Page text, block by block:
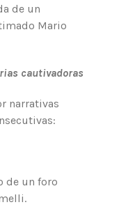
de un
Mario
cautivadoras
narrativas
de un foro